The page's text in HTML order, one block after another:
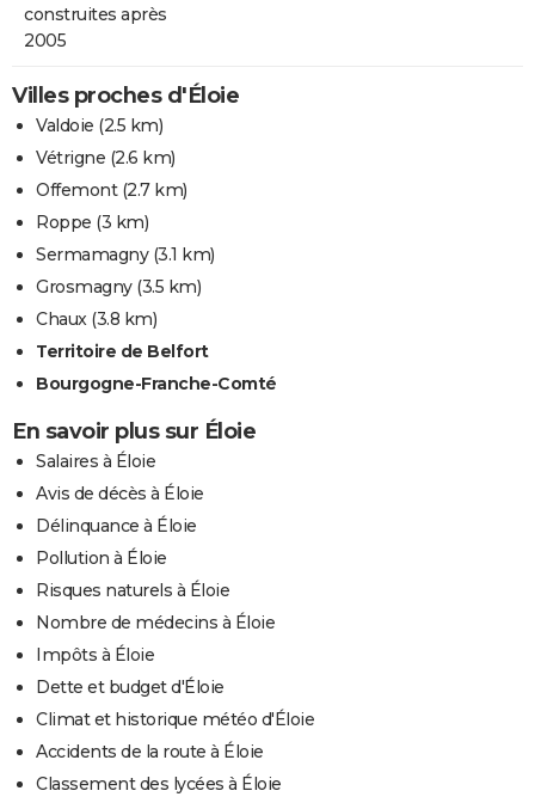
construites après
2005
Villes proches d'Éloie
Valdoie (2.5 km)
Vétrigne (2.6 km)
Offemont(2.7 km)
Roppe (3 km)
Sermamagny(3.1 km)
Grosmagny(3.5 km)
Chaux(3.8 km)
Territoire de Belfort
Bourgogne-Franche-Comté
En savoir plus sur Éloie
Salaires à Éloie
Avis de décès à Éloie
Délinquance à Éloie
Pollution à Éloie
Risques naturels à Éloie
Nombre de médecins à Éloie
Impôts à Éloie
Dette et budget d'Éloie
Climat et historique météo d'Éloie
Accidents de la route à Éloie
Classement des lycées à Éloie